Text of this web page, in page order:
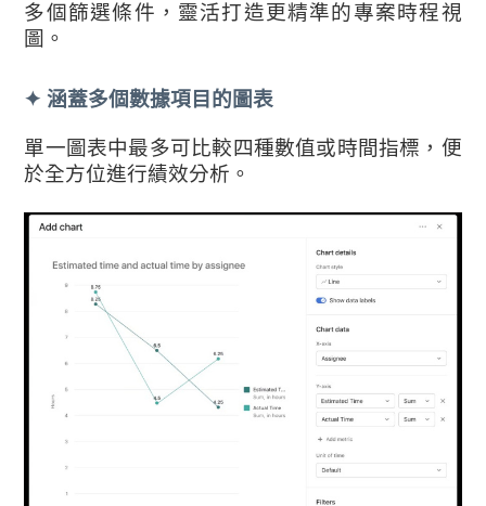
多個篩選條件，靈活打造更精準的專案時程視
圖。
✦ 涵蓋多個數據項目的圖表
單一圖表中最多可比較四種數值或時間指標，便
於全方位進行績效分析。